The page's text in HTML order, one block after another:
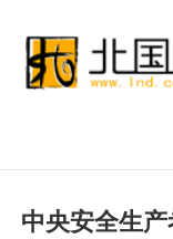
中央安全生